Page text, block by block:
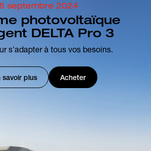
6 septembre 2024
photovoltaïque
DELTA Pro 3
s'adapter à tous vos besoins.
savoir plus Acheter